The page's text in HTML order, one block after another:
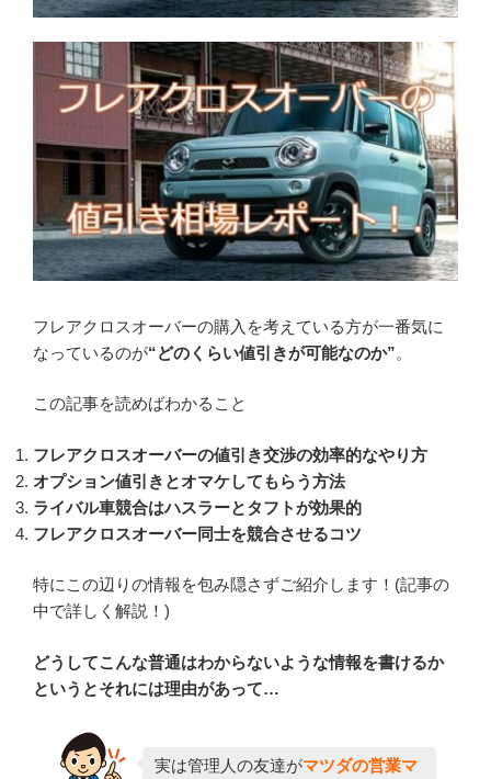
フレアクロスオーバーの購入を考えている方が一番気に
なっているのが“どのくらい値引きが可能なのか”。
この記事を読めばわかること
フレアクロスオーバーの値引き交渉の効率的なやり方
オプション値引きとオマケしてもらう方法
ライバル車競合はハスラーとタフトが効果的
フレアクロスオーバー同士を競合させるコツ
特にこの辺りの情報を包み隠さずご紹介します！(記事の
中で詳しく解説！)
どうしてこんな普通はわからないような情報を書けるか
というとそれには理由があって…
実は管理人の友達がマツダの営業マ